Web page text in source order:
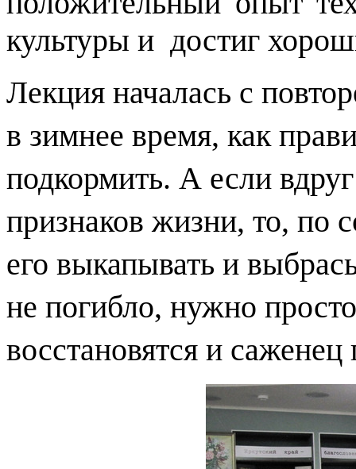
культуры и достиг
Лекция началась с
в зимнее время, как
подкормить. А если
признаков жизни, то, по
его выкапывать и
не погибло, нужно
восстановятся и саженец